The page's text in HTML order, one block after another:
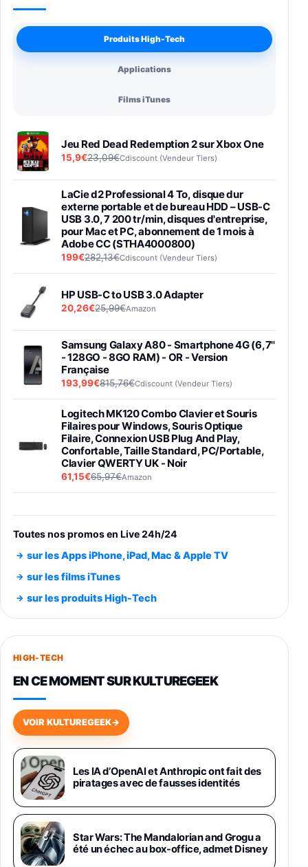
Produits High-Tech
Applications
Films iTunes
Jeu Red Dead Redemption 2 sur Xbox One
15,9€23,09€Cdiscount (Vendeur Tiers)
LaCie d2 Professional 4 To, disque dur
externe portable et de bureau HDD – USB-C
USB 3.0, 7 200 tr/min, disques d'entreprise,
pour Mac et PC, abonnement de 1 mois à
Adobe CC (STHA4000800)
199€282,13€Cdiscount (Vendeur Tiers)
HP USB-C to USB 3.0 Adapter
20,26€25,99€Amazon
Samsung Galaxy A80 - Smartphone 4G (6,7''
- 128GO - 8GO RAM) - OR - Version
Française
193,99€815,76€Cdiscount (Vendeur Tiers)
Logitech MK120 Combo Clavier et Souris
Filaires pour Windows, Souris Optique
Filaire, Connexion USB Plug And Play,
Confortable, Taille Standard, PC/Portable,
Clavier QWERTY UK - Noir
61,15€65,97€Amazon
entraénement direct 3 vitesses (33-45-78
trs/min) avec pre-ampli intégré et port USB
Smartphone SAMSUNG Galaxy S26 Ultra
891,99€1199€Fnac (Vendeur Tiers)
Smartphone SAMSUNG Galaxy S26+ Violet
749,99€
648,63€834,71€
Samsung Galaxy Miracle Ultra, Smartphone
Android 5G avec Galaxy AI, 512 Go,
Chargeur Secteur Rapide 25W Inclus,
Smartphone déverrouillé, Noir, Version FR
1019€
Galaxy S26 Ultra 512 Go Bleu
1019€1399€Fnac (Vendeur Tiers)
Toutes nos promos en Live 24h/24
sur les Apps iPhone, iPad, Mac & Apple TV
sur les films iTunes
sur les produits High-Tech
HIGH-TECH
EN CE MOMENT SUR KULTUREGEEK
VOIR KULTUREGEEK→
Les IA d’OpenAI et Anthropic ont fait des
piratages avec de fausses identités
Star Wars: The Mandalorian and Grogu a
été un échec au box-office, admet Disney